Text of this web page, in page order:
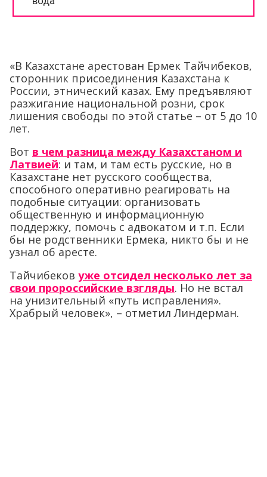
«В Казахстане арестован Ермек Тайчибеков,
сторонник присоединения Казахстана к
России, этнический казах. Ему предъявляют
разжигание национальной розни, срок
лишения свободы по этой статье – от 5 до 10
лет.
Вот в чем разница между Казахстаном и
Латвией: и там, и там есть русские, но в
Казахстане нет русского сообщества,
способного оперативно реагировать на
подобные ситуации: организовать
общественную и информационную
поддержку, помочь с адвокатом и т.п. Если
бы не родственники Ермека, никто бы и не
узнал об аресте.
Тайчибеков уже отсидел несколько лет за
свои пророссийские взгляды. Но не встал
на унизительный «путь исправления».
Храбрый человек», – отметил Линдерман.